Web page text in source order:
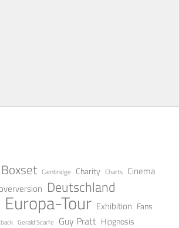
Boxset Cambridge Charity Charts Cinema
Deutschland
Europa-Tour Exhibition Fans
Gerald Scarfe Guy Pratt Hipgnosis